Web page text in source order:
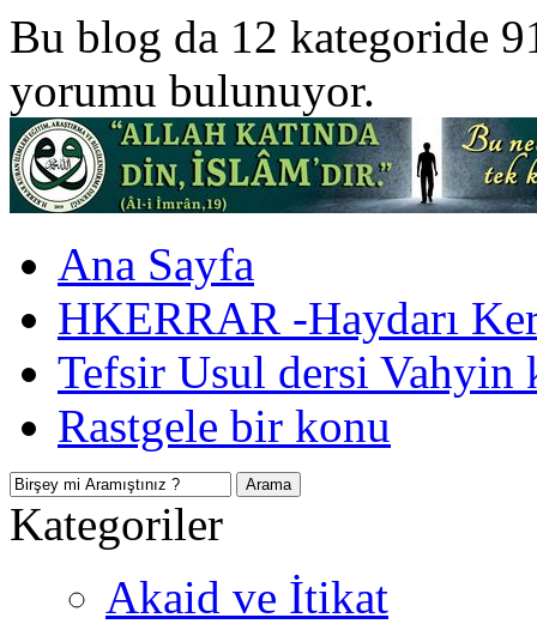
Bu blog da 12 kategoride
yorumu bulunuyor.
Ana Sayfa
HKERRAR -Haydarı
Tefsir Usul dersi Vahyin
Rastgele bir konu
Kategoriler
Akaid ve İtikat